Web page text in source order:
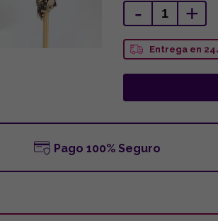
- +
Entrega en
Pago 100% Seguro